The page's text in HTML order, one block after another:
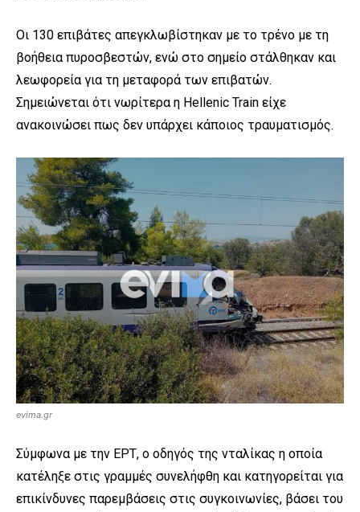
Οι 130 επιβάτες απεγκλωβίστηκαν με το τρένο με τη
βοήθεια πυροσβεστών, ενώ στο σημείο στάλθηκαν και
λεωφορεία για τη μεταφορά των επιβατών.
Σημειώνεται ότι νωρίτερα η Hellenic Train είχε
ανακοινώσει πως δεν υπάρχει κάποιος τραυματισμός.
evima.gr
Σύμφωνα με την ΕΡΤ, ο οδηγός της νταλίκας η οποία
κατέληξε στις γραμμές συνελήφθη και κατηγορείται για
επικίνδυνες παρεμβάσεις στις συγκοινωνίες, βάσει του